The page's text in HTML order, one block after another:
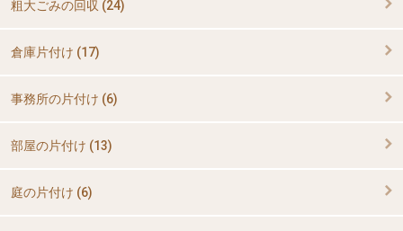
粗大ごみの回収 (24)
倉庫片付け (17)
事務所の片付け (6)
部屋の片付け (13)
庭の片付け (6)